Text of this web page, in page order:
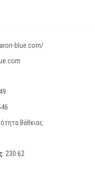
blue.com/
Βάθειας
: 230 62